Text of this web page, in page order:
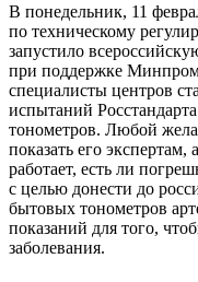
В понедельник, 11
по техническому
запустило
при поддержке
специалисты центров
испытаний
тонометров. Любой
показать его экспертам,
работает, есть ли
с целью донести до
бытовых тонометров
показаний для того,
заболевания.